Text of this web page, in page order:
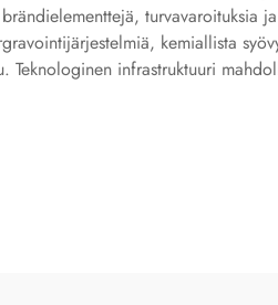
turvavaroituksia
kemiallista
Teknologinen infrastruktuuri